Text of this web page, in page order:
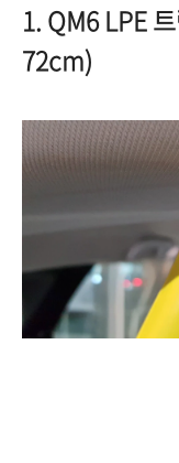
1. QM6 LPE
72cm)